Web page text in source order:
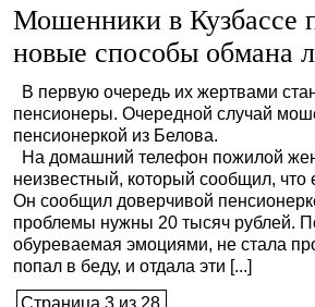
Мошенники в Кузбассе
новые способы обмана
В первую очередь их жертвами
пенсионеры. Очередной случай
пенсионеркой из Белова.
На домашний телефон пожилой
неизвестный, который сообщил,
Он сообщил доверчивой
проблемы нужны 20 тысяч рублей.
обуреваемая эмоциями, не стала
попал в беду, и отдала эти [...]
Страница 3 из 28